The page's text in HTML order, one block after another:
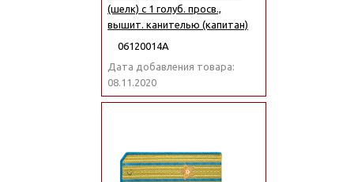
(шелк) с 1 голуб. просв.,
вышит. канителью (капитан)
06120014А
Дата добавления товара:
08.11.2020